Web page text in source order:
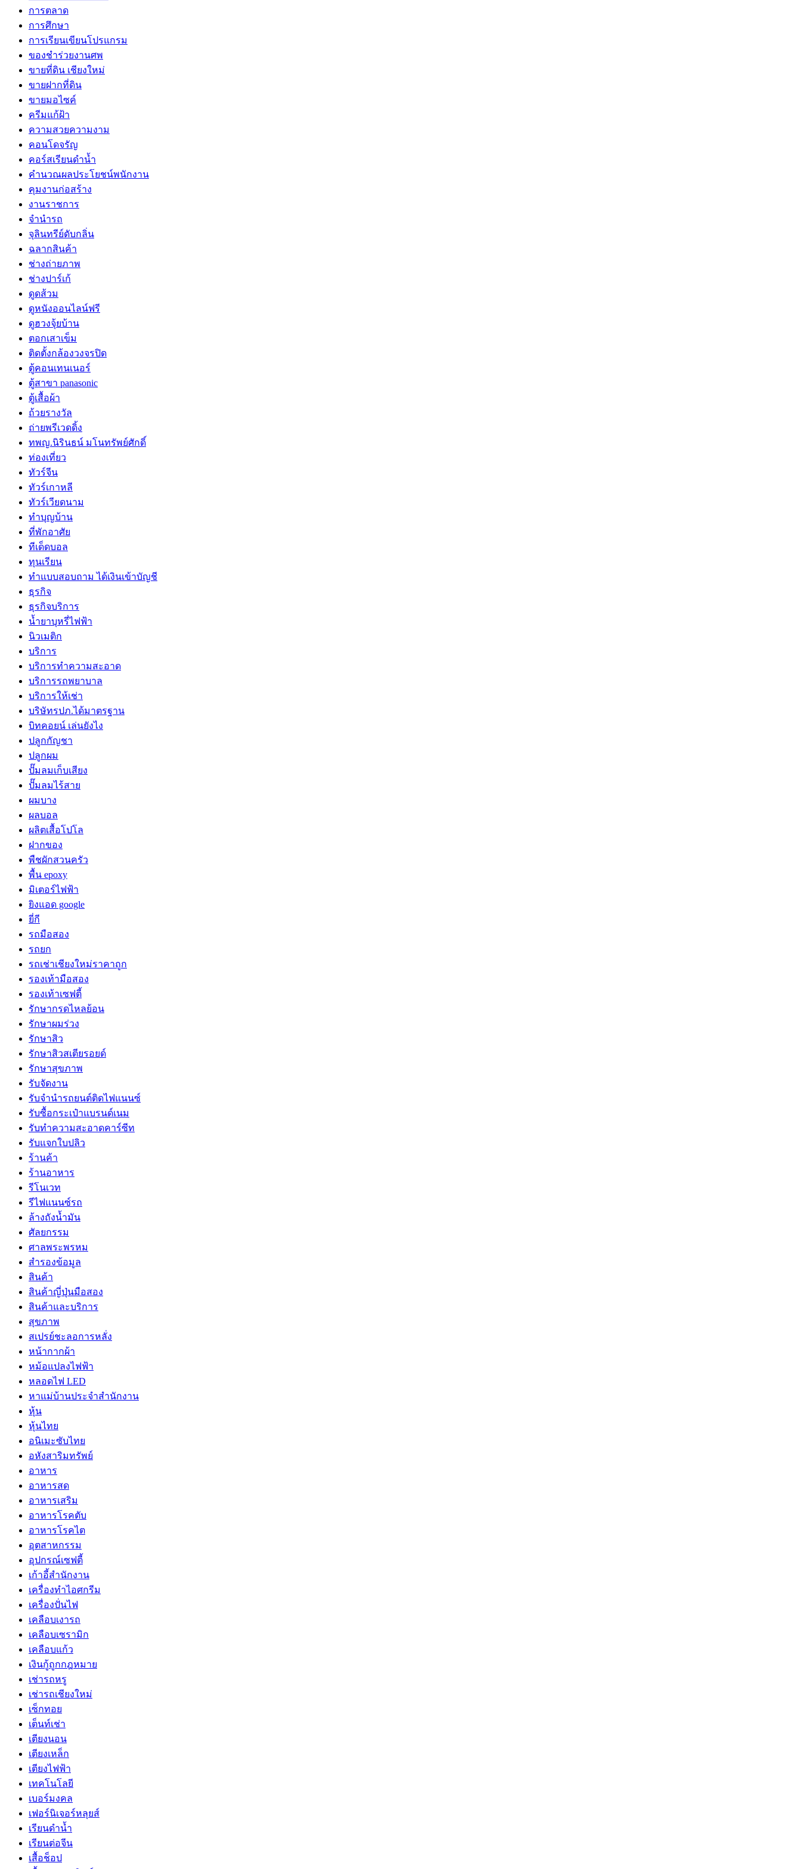
การตลาด
การศึกษา
การเรียนเขียนโปรแกรม
ของชำร่วยงานศพ
ขายที่ดิน เชียงใหม่
ขายฝากที่ดิน
ขายมอไซค์
ครีมแก้ฝ้า
ความสวยความงาม
คอนโดจรัญ
คอร์สเรียนดำน้ำ
คำนวณผลประโยชน์พนักงาน
คุมงานก่อสร้าง
งานราชการ
จำนำรถ
จุลินทรีย์ดับกลิ่น
ฉลากสินค้า
ช่างถ่ายภาพ
ช่างปาร์เก้
ดูดส้วม
ดูหนังออนไลน์ฟรี
ดูฮวงจุ้ยบ้าน
ตอกเสาเข็ม
ติดตั้งกล้องวงจรปิด
ตู้คอนเทนเนอร์
ตู้สาขา panasonic
ตู้เสื้อผ้า
ถ้วยรางวัล
ถ่ายพรีเวดดิ้ง
ทพญ.นิรินธน์ มโนทรัพย์ศักดิ์
ท่องเที่ยว
ทัวร์จีน
ทัวร์เกาหลี
ทัวร์เวียดนาม
ทำบุญบ้าน
ที่พักอาศัย
ทีเด็ดบอล
ทุนเรียน
ทําแบบสอบถาม ได้เงินเข้าบัญชี
ธุรกิจ
ธุรกิจบริการ
น้ำยาบุหรี่ไฟฟ้า
นิวเมติก
บริการ
บริการทำความสะอาด
บริการรถพยาบาล
บริการให้เช่า
บริษัทรปภ.ได้มาตรฐาน
บิทคอยน์ เล่นยังไง
ปลูกกัญชา
ปลูกผม
ปั๊มลมเก็บเสียง
ปั๊มลมไร้สาย
ผมบาง
ผลบอล
ผลิตเสื้อโปโล
ฝากของ
พืชผักสวนครัว
พื้น epoxy
มิเตอร์ไฟฟ้า
ยิงแอด google
ยี่กี
รถมือสอง
รถยก
รถเช่าเชียงใหม่ราคาถูก
รองเท้ามือสอง
รองเท้าเซฟตี้
รักษากรดไหลย้อน
รักษาผมร่วง
รักษาสิว
รักษาสิวสเตียรอยด์
รักษาสุขภาพ
รับจัดงาน
รับจํานํารถยนต์ติดไฟแนนซ์
รับซื้อกระเป๋าแบรนด์เนม
รับทำความสะอาดคาร์ซีท
รับแจกใบปลิว
ร้านค้า
ร้านอาหาร
รีโนเวท
รีไฟแนนซ์รถ
ล้างถังน้ำมัน
ศัลยกรรม
ศาลพระพรหม
สำรองข้อมูล
สินค้า
สินค้าญี่ปุ่นมือสอง
สินค้าและบริการ
สุขภาพ
สเปรย์ชะลอการหลั่ง
หน้ากากผ้า
หม้อแปลงไฟฟ้า
หลอดไฟ LED
หาแม่บ้านประจำสำนักงาน
หุ้น
หุ้นไทย
อนิเมะซับไทย
อหังสาริมทรัพย์
อาหาร
อาหารสด
อาหารเสริม
อาหารโรคตับ
อาหารโรคไต
อุตสาหกรรม
อุปกรณ์เซฟตี้
เก้าอี้สำนักงาน
เครื่องทำไอศกรีม
เครื่องปั่นไฟ
เคลือบเงารถ
เคลือบเซรามิก
เคลือบแก้ว
เงินกู้ถูกกฎหมาย
เช่ารถหรู
เช่ารถเชียงใหม่
เซ็กทอย
เต็นท์เช่า
เตียงนอน
เตียงเหล็ก
เตียงไฟฟ้า
เทคโนโลยี
เบอร์มงคล
เฟอร์นิเจอร์หลุยส์
เรียนดำน้ำ
เรียนต่อจีน
เสื้อช็อป